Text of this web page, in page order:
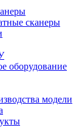
сканеры
оборудование
модели